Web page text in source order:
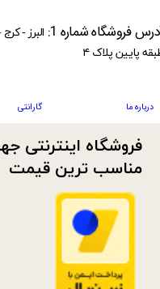
فروشگاه اینترنتی
مناسب ترین قیمت​​​​​​​
درباره ما گارانتی
فروشگاه شماره 1:
البرز -
پایین پلاک ۴